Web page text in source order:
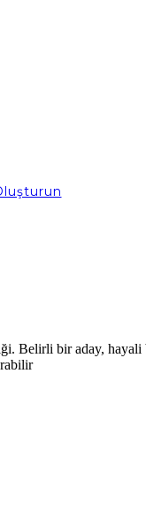
Belirli bir aday, hayali